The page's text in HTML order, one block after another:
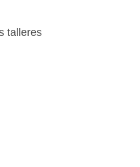
talleres